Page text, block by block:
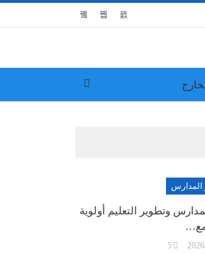
المدارس
وتطوير التعليم أولوية
5